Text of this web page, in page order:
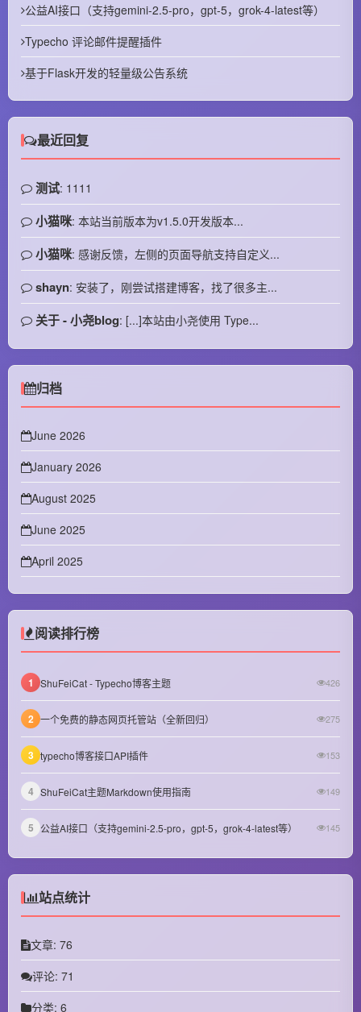
公益AI接口（支持gemini-2.5-pro，gpt-5，grok-4-latest等）
Typecho 评论邮件提醒插件
基于Flask开发的轻量级公告系统
最近回复
测试: 1111
小猫咪: 本站当前版本为v1.5.0开发版本...
小猫咪: 感谢反馈，左侧的页面导航支持自定义...
shayn: 安装了，刚尝试搭建博客，找了很多主...
关于 - 小尧blog: [...]本站由小尧使用 Type...
归档
June 2026
January 2026
August 2025
June 2025
April 2025
February 2025
January 2025
December 2024
November 2024
October 2024
September 2024
August 2024
July 2024
May 2024
April 2024
March 2024
October 2023
September 2023
阅读排行榜
1 ShuFeiCat - Typecho博客主题 426
2 一个免费的静态网页托管站（全新回归） 275
3 typecho博客接口API插件 153
4 ShuFeiCat主题Markdown使用指南 149
5 公益AI接口（支持gemini-2.5-pro，gpt-5，grok-4-latest等） 145
站点统计
文章: 76
评论: 71
分类: 6